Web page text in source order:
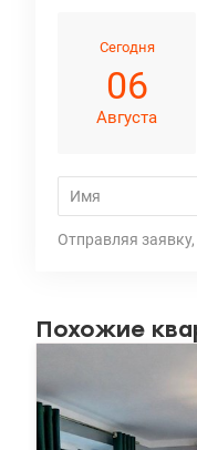
Сегодня
06
Августа
Отправляя
Похожие